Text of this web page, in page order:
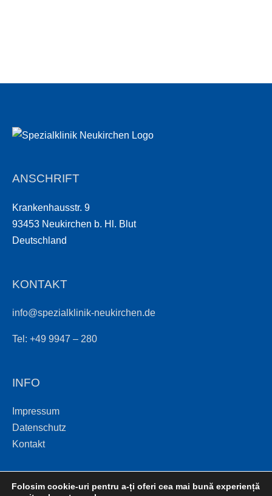
ANSCHRIFT
Krankenhausstr. 9
93453 Neukirchen b. Hl. Blut
Deutschland
KONTAKT
info@spezialklinik-neukirchen.de
Tel: +49 9947 – 280
INFO
Impressum
Datenschutz
Kontakt
Folosim cookie-uri pentru a-ți oferi cea mai bună experiență